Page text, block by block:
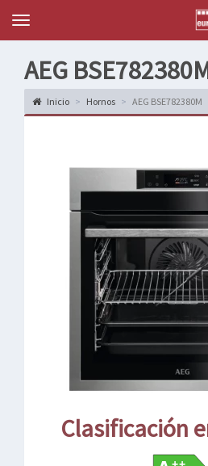
Topten
Menu
AEG
Inicio Hornos AEG BSE782380M
Clasificación